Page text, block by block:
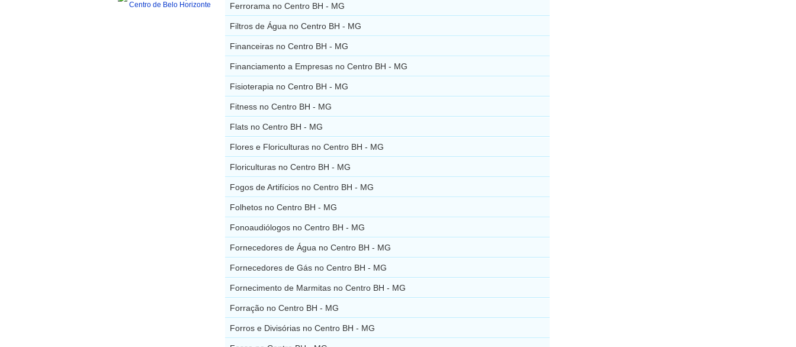
Ferrorama no Centro BH - MG
Filtros de Água no Centro BH - MG
Financeiras no Centro BH - MG
Financiamento a Empresas no Centro BH - MG
Fisioterapia no Centro BH - MG
Fitness no Centro BH - MG
Flats no Centro BH - MG
Flores e Floriculturas no Centro BH - MG
Floriculturas no Centro BH - MG
Fogos de Artifícios no Centro BH - MG
Folhetos no Centro BH - MG
Fonoaudiólogos no Centro BH - MG
Fornecedores de Água no Centro BH - MG
Fornecedores de Gás no Centro BH - MG
Fornecimento de Marmitas no Centro BH - MG
Forração no Centro BH - MG
Forros e Divisórias no Centro BH - MG